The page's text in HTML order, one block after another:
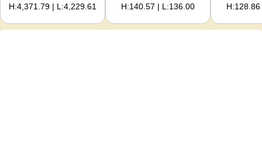
Для вебмастеров
H:4,371.79 | L:4,229.61 H:140.57 | L:136.00